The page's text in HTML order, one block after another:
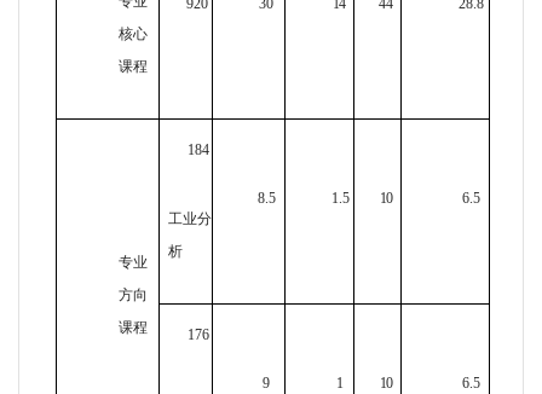
核心
课程
920 30 14 44 28.8
专业
方向
课程
184
工业分
析
8.5 1.5 10 6.5
176
9 1 10 6.5